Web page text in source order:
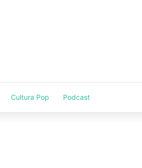
Cultura Pop Podcast